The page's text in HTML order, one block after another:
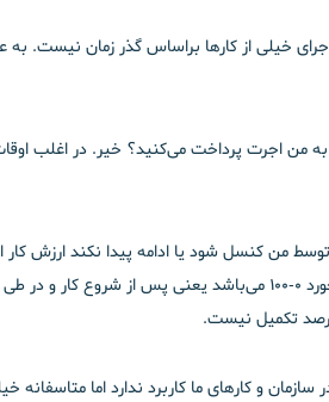
من کنسل شود یا ادامه پیدا نکند ارزش
تکمیل نیست.
و کارهای ما کاربرد ندارد اما متاسفانه